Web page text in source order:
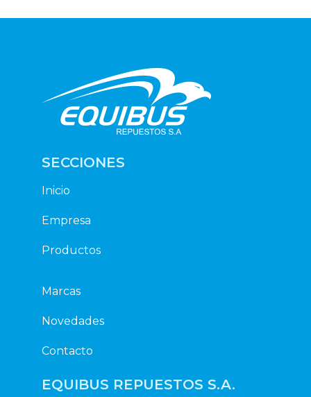
SECCIONES
Inicio
Empresa
Productos
Marcas
Novedades
Contacto
EQUIBUS REPUESTOS S.A.